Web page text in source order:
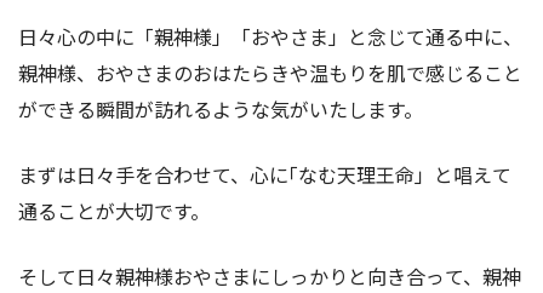
日々心の中に「親神様」「おやさま」と念じて通る中に、
親神様、おやさまのおはたらきや温もりを肌で感じること
ができる瞬間が訪れるような気がいたします。
まずは日々手を合わせて、心に｢なむ天理王命」と唱えて
通ることが大切です。
そして日々親神様おやさまにしっかりと向き合って、親神